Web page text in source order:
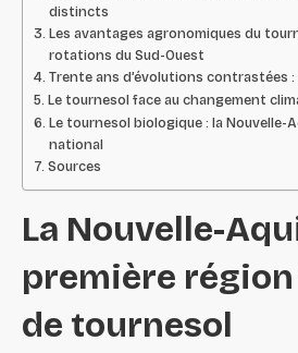
distincts
Les avantages agronomiques du
rotations du Sud-Ouest
Trente ans d’évolutions contrastées
Le tournesol face au changement
Le tournesol biologique : la Nouvelle-
national
Sources
La Nouvelle-
première
de tournesol